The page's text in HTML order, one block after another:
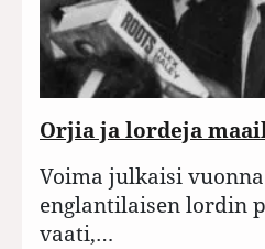
Orjia ja lordeja
Voima julkaisi
englantilaisen lordin
vaati,…